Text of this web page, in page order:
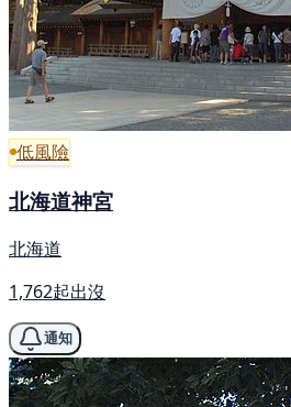
低風險
北海道神宮
北海道
1,762起出沒
通知